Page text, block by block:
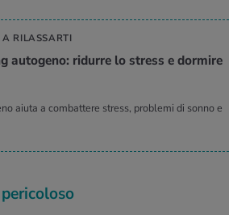
A RILASSARTI
au­to­ge­no: ri­dur­re lo stress e dor­mi­re
aiuta a combattere stress, problemi di sonno e